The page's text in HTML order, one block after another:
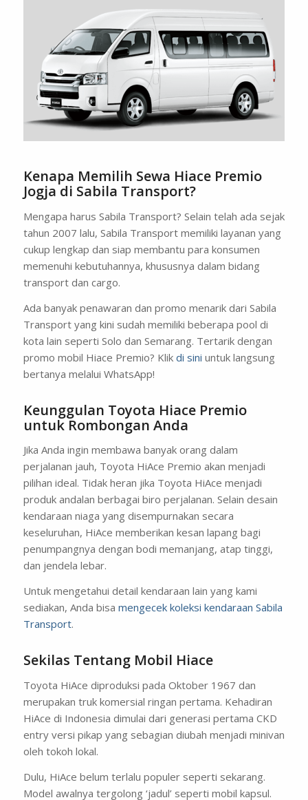
Kenapa Memilih Sewa Hiace Premio
Jogja di Sabila Transport?
Mengapa harus Sabila Transport? Selain telah ada sejak
tahun 2007 lalu, Sabila Transport memiliki layanan yang
cukup lengkap dan siap membantu para konsumen
memenuhi kebutuhannya, khususnya dalam bidang
transport dan cargo.
Ada banyak penawaran dan promo menarik dari Sabila
Transport yang kini sudah memiliki beberapa pool di
kota lain seperti Solo dan Semarang. Tertarik dengan
promo mobil Hiace Premio? Klik di sini untuk langsung
bertanya melalui WhatsApp!
Keunggulan Toyota Hiace Premio
untuk Rombongan Anda
Jika Anda ingin membawa banyak orang dalam
perjalanan jauh, Toyota HiAce Premio akan menjadi
pilihan ideal. Tidak heran jika Toyota HiAce menjadi
produk andalan berbagai biro perjalanan. Selain desain
kendaraan niaga yang disempurnakan secara
keseluruhan, HiAce memberikan kesan lapang bagi
penumpangnya dengan bodi memanjang, atap tinggi,
dan jendela lebar.
Untuk mengetahui detail kendaraan lain yang kami
sediakan, Anda bisa mengecek koleksi kendaraan Sabila
Transport.
Sekilas Tentang Mobil Hiace
Toyota HiAce diproduksi pada Oktober 1967 dan
merupakan truk komersial ringan pertama. Kehadiran
HiAce di Indonesia dimulai dari generasi pertama CKD
entry versi pikap yang sebagian diubah menjadi minivan
oleh tokoh lokal.
Dulu, HiAce belum terlalu populer seperti sekarang.
Model awalnya tergolong ‘jadul’ seperti mobil kapsul.